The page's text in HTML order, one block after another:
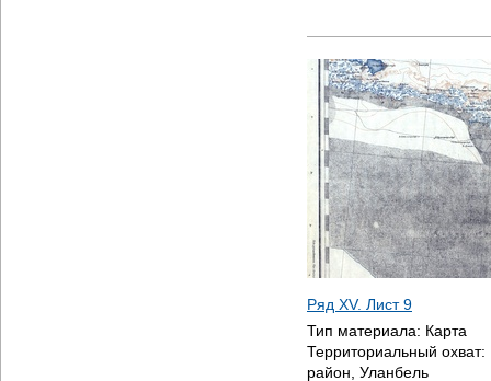
Ряд XV. Лист 9
Тип материала: Карта
Территориальный охват:
район, Уланбель